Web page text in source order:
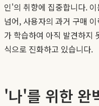
인'의 취향에 집중합니다.
넘어, 사용자의 과거 구매
가 학습하여 아직 발견하지
식으로 진화하고 있습니다.
'나'를 위한 완